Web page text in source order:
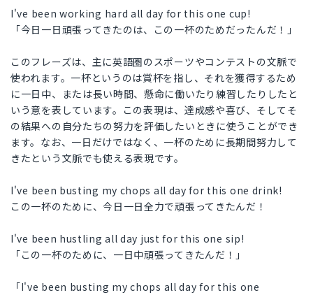
I've been working hard all day for this one cup!
「今日一日頑張ってきたのは、この一杯のためだったんだ！」
このフレーズは、主に英語圏のスポーツやコンテストの文脈で
使われます。一杯というのは賞杯を指し、それを獲得するため
に一日中、または長い時間、懸命に働いたり練習したりしたと
いう意を表しています。この表現は、達成感や喜び、そしてそ
の結果への自分たちの努力を評価したいときに使うことができ
ます。なお、一日だけではなく、一杯のために長期間努力して
きたという文脈でも使える表現です。
I've been busting my chops all day for this one drink!
この一杯のために、今日一日全力で頑張ってきたんだ！
I've been hustling all day just for this one sip!
「この一杯のために、一日中頑張ってきたんだ！」
「I've been busting my chops all day for this one